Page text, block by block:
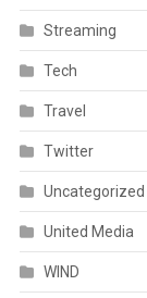
Streaming
Tech
Travel
Twitter
Uncategorized
United Media
WIND